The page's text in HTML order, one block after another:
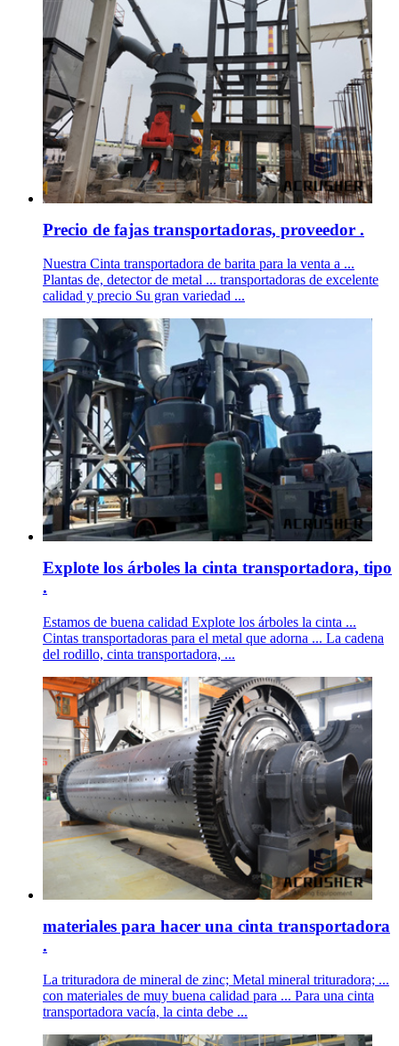
Precio de fajas transportadoras, proveedor .
Nuestra Cinta transportadora de barita para la venta a ...
Plantas de, detector de metal ... transportadoras de excelente
calidad y precio Su gran variedad ...
Explote los árboles la cinta transportadora, tipo
.
Estamos de buena calidad Explote los árboles la cinta ...
Cintas transportadoras para el metal que adorna ... La cadena
del rodillo, cinta transportadora, ...
materiales para hacer una cinta transportadora
.
La trituradora de mineral de zinc; Metal mineral trituradora; ...
con materiales de muy buena calidad para ... Para una cinta
transportadora vacía, la cinta debe ...